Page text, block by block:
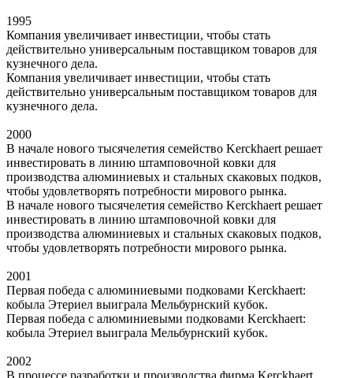
1995
Компания увеличивает инвестиции, чтобы стать
действительно универсальным поставщиком товаров для
кузнечного дела.
Компания увеличивает инвестиции, чтобы стать
действительно универсальным поставщиком товаров для
кузнечного дела.
2000
В начале нового тысячелетия семейство Kerckhaert решает
инвестировать в линию штамповочной ковки для
производства алюминиевых и стальных скаковых подков,
чтобы удовлетворять потребности мирового рынка.
В начале нового тысячелетия семейство Kerckhaert решает
инвестировать в линию штамповочной ковки для
производства алюминиевых и стальных скаковых подков,
чтобы удовлетворять потребности мирового рынка.
2001
Первая победа с алюминиевыми подковами Kerckhaert:
кобыла Этериел выиграла Мельбурнский кубок.
Первая победа с алюминиевыми подковами Kerckhaert:
кобыла Этериел выиграла Мельбурнский кубок.
2002
В процессе разработки и производства фирма Kerckhaert